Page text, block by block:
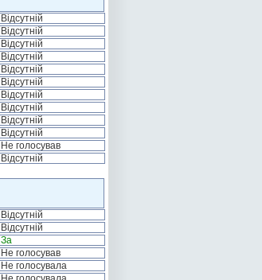
Відсутній
Відсутній
Відсутній
Відсутній
Відсутній
Відсутній
Відсутній
Відсутній
Відсутній
Відсутній
Не голосував
Відсутній
Відсутній
Відсутній
За
Не голосував
Не голосувала